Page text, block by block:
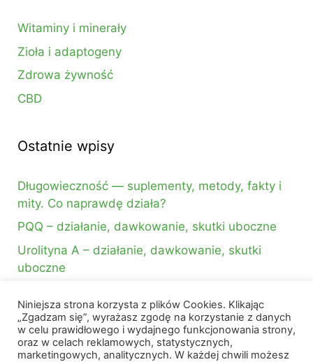
Witaminy i minerały
Zioła i adaptogeny
Zdrowa żywność
CBD
Ostatnie wpisy
Długowieczność — suplementy, metody, fakty i
mity. Co naprawdę działa?
PQQ – działanie, dawkowanie, skutki uboczne
Urolityna A – działanie, dawkowanie, skutki
uboczne
Szukasz czegoś?
Szukaj:
Niniejsza strona korzysta z plików Cookies. Klikając
„Zgadzam się”, wyrażasz zgodę na korzystanie z danych
w celu prawidłowego i wydajnego funkcjonowania strony,
oraz w celach reklamowych, statystycznych,
marketingowych, analitycznych. W każdej chwili możesz